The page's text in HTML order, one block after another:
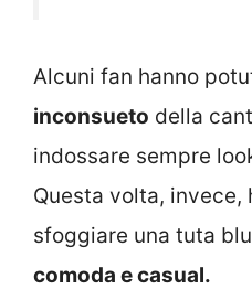
Alcuni fan hanno
inconsueto della
indossare sempre
Questa volta, invece,
sfoggiare una tuta
comoda e casual.